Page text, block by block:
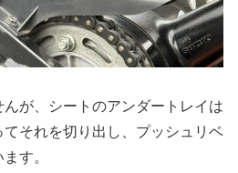
が、シートのアンダートレイは
それを切り出し、プッシュリベ
す。